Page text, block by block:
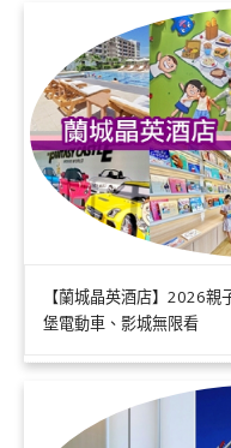
【蘭城晶英酒店】2026
堡電動車、影城無限看